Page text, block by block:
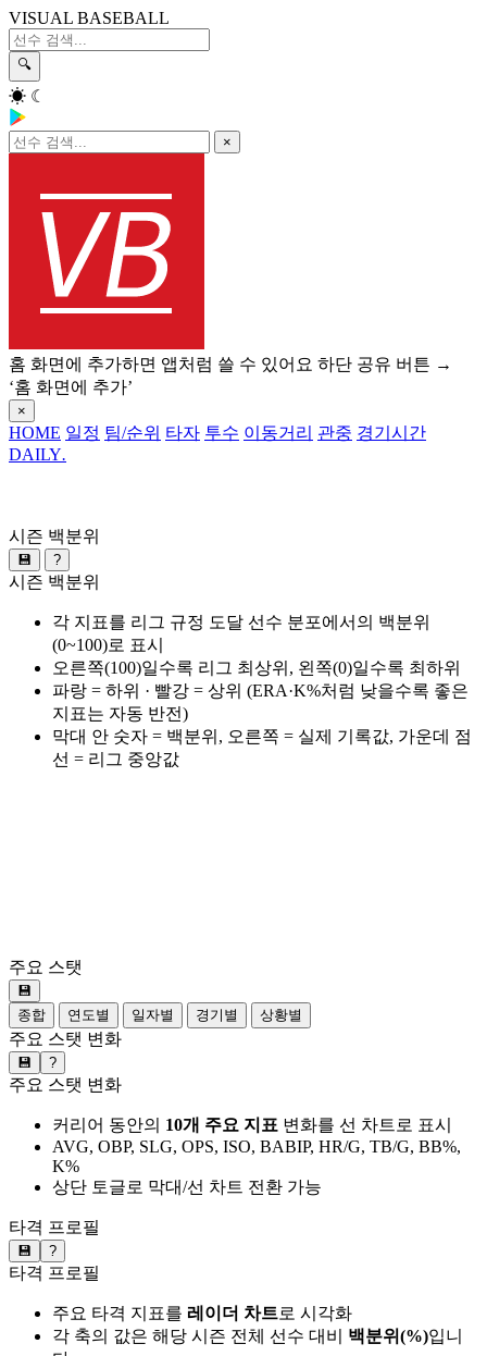
VISUAL BASEBALL
🔍
☀ ☾
×
홈 화면에 추가하면 앱처럼 쓸 수 있어요 하단 공유 버튼 →
‘홈 화면에 추가’
×
HOME 일정 팀/순위 타자 투수 이동거리 관중 경기시간
DAILY.
시즌 백분위
💾 ?
시즌 백분위
각 지표를 리그 규정 도달 선수 분포에서의 백분위
(0~100)로 표시
오른쪽(100)일수록 리그 최상위, 왼쪽(0)일수록 최하위
파랑 = 하위 · 빨강 = 상위 (ERA·K%처럼 낮을수록 좋은
지표는 자동 반전)
막대 안 숫자 = 백분위, 오른쪽 = 실제 기록값, 가운데 점
선 = 리그 중앙값
주요 스탯
💾
종합
연도별 일자별 경기별 상황별
주요 스탯 변화
💾 ?
주요 스탯 변화
커리어 동안의 10개 주요 지표 변화를 선 차트로 표시
AVG, OBP, SLG, OPS, ISO, BABIP, HR/G, TB/G, BB%,
K%
상단 토글로 막대/선 차트 전환 가능
타격 프로필
💾 ?
타격 프로필
주요 타격 지표를 레이더 차트로 시각화
각 축의 값은 해당 시즌 전체 선수 대비 백분위(%)입니